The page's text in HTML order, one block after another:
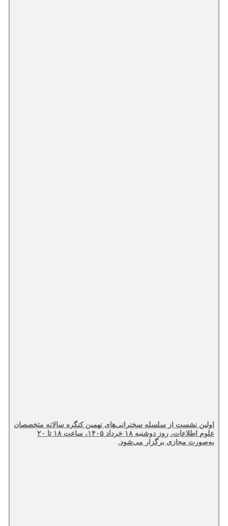
اولین نشست از سلسله سخنرانی‌های نهمین کنگره سالانه متخصصان
علوم اطلاعات، روز دوشنبه ۱۸ خرداد ۱۴۰۵، ساعت ۱۸ تا ۲۰
به‌صورت مجازی برگزار می‌شود.